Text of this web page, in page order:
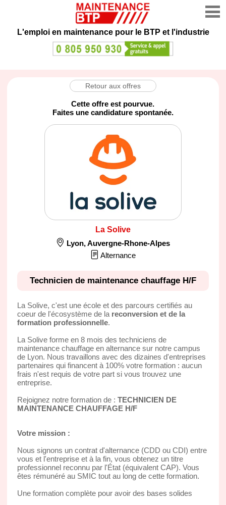
L'emploi en maintenance pour le BTP et l'industrie
Retour aux offres
Cette offre est pourvue.
Faites une candidature spontanée.
La Solive
Lyon,Auvergne-Rhone-Alpes
Alternance
Technicien de maintenance chauffage H/F
La Solive, c'est une école et des parcours certifiés au
coeur de l'écosystème de la reconversion et de la
formation professionnelle.
La Solive forme en 8 mois des techniciens de
maintenance chauffage en alternance sur notre campus
de Lyon. Nous travaillons avec des dizaines d'entreprises
partenaires qui financent à 100% votre formation : aucun
frais n'est requis de votre part si vous trouvez une
entreprise.
Rejoignez notre formation de : TECHNICIEN DE
MAINTENANCE CHAUFFAGE H/F
Votre mission :
Nous signons un contrat d'alternance (CDD ou CDI) entre
vous et l'entreprise et à la fin, vous obtenez un titre
professionnel reconnu par l'État (équivalent CAP). Vous
êtes rémunéré au SMIC tout au long de cette formation.
Une formation complète pour avoir des bases solides